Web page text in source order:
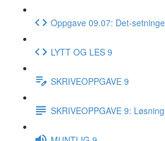
Oppgave 09.07: Det-
LYTT OG LES 9
SKRIVEOPPGAVE 9
SKRIVEOPPGAVE 9: